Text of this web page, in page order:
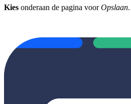
Kies onderaan de pagina voorOpslaan.